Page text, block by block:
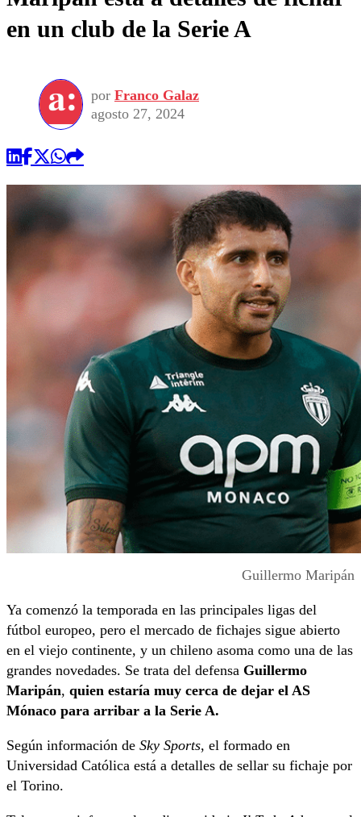
en un club de la Serie A
por Franco Galaz
agosto 27, 2024
Guillermo Maripán
Ya comenzó la temporada en las principales ligas del
fútbol europeo, pero el mercado de fichajes sigue abierto
en el viejo continente, y un chileno asoma como una de las
grandes novedades. Se trata del defensa Guillermo
Maripán, quien estaría muy cerca de dejar el AS
Mónaco para arribar a la Serie A.
Según información de Sky Sports, el formado en
Universidad Católica está a detalles de sellar su fichaje por
el Torino.